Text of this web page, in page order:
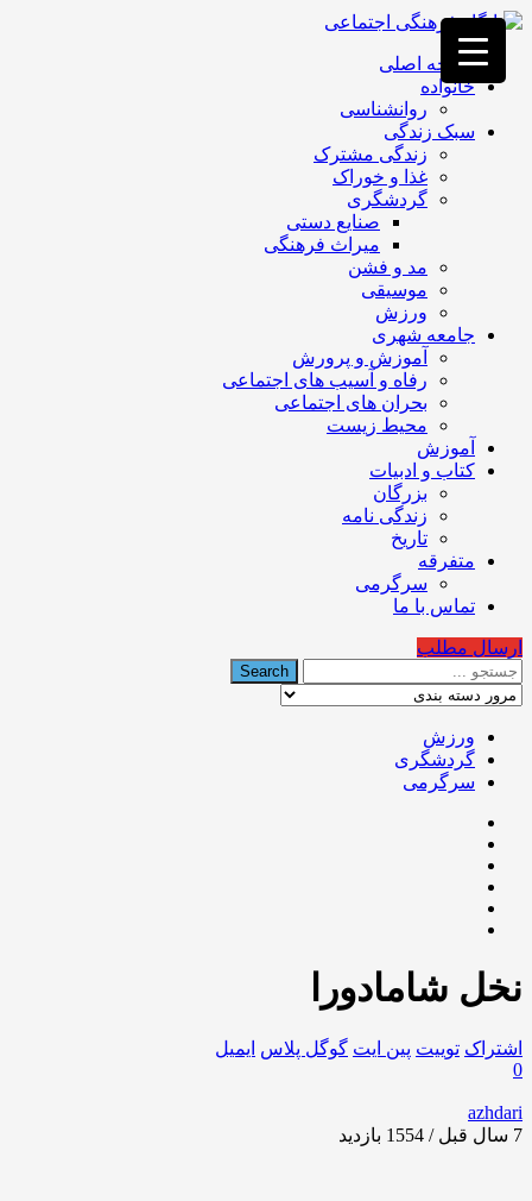
فصد
خون
غرب
تهران
خشکشویی
تصفیه
تهران
صفحه اصلی
خانواده
روانشناسی
سبک زندگی
زندگی مشترک
غذا و خوراک
گردشگری
صنایع دستی
میراث فرهنگی
مد و فشن
موسیقی
ورزش
جامعه شهری
آموزش و پرورش
رفاه و آسیب های اجتماعی
بحران های اجتماعی
محیط زیست
آموزش
کتاب و ادبیات
بزرگان
زندگی نامه
تاریخ
متفرقه
سرگرمی
تماس با ما
ارسال مطلب
ورزش
گردشگری
سرگرمی
نخل شامادورا
اشتراک توییت پین ایت گوگل‌ پلاس ایمیل
0
azhdari
7 سال قبل / 1554
بازدید